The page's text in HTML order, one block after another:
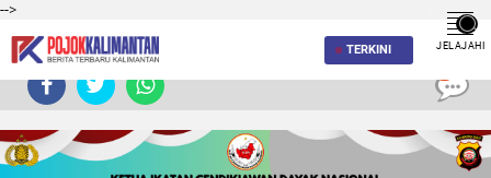
-->
TERKINI JELAJAHI